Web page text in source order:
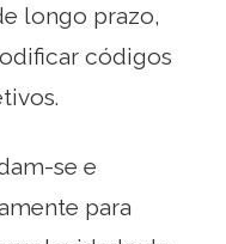
longo prazo,
códigos
se e
para